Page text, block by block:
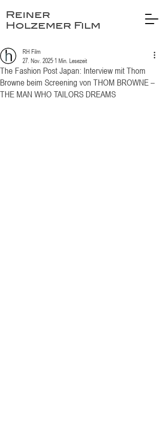
Reiner
Holzemer Film
The Fashion Post Japan: Interview mit Thom
Browne beim Screening von THOM BROWNE –
THE MAN WHO TAILORS DREAMS
RH Film
27. Nov. 2025 1 Min. Lesezeit